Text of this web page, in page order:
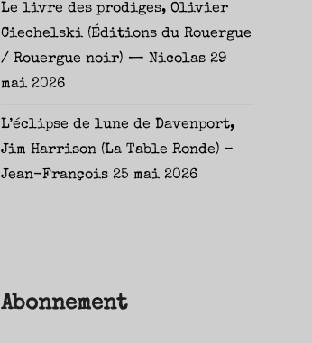
Le livre des prodiges, Olivier
Ciechelski (Éditions du Rouergue
/ Rouergue noir) — Nicolas 29
mai 2026
L’éclipse de lune de Davenport,
Jim Harrison (La Table Ronde) –
Jean-François 25 mai 2026
Abonnement